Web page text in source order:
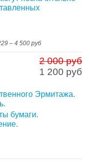
– 4 500 руб
2 000 руб
1 200 руб
Эрмитажа.
бумаги.